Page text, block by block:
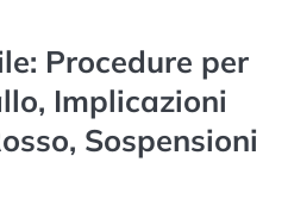
Procedure per
Implicazioni
Sospensioni